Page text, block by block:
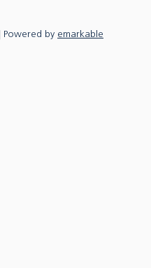
| Powered by emarkable